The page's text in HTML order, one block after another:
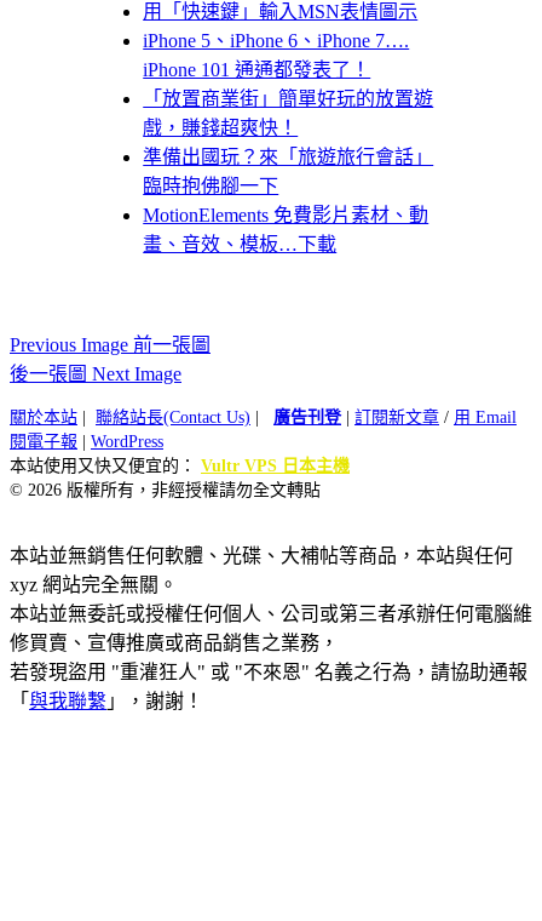
用「快速鍵」輸入MSN表情圖示
iPhone 5、iPhone 6、iPhone 7….
iPhone 101 通通都發表了！
「放置商業街」簡單好玩的放置遊
戲，賺錢超爽快！
準備出國玩？來「旅遊旅行會話」
臨時抱佛腳一下
MotionElements 免費影片素材、動
畫、音效、模板…下載
Previous Image 前一張圖
後一張圖 Next Image
關於本站 聯絡站長(Contact Us) 廣告刊登| 訂閱新文章 / 用 Email
閱電子報
WordPress
本站使用又快又便宜的： Vultr VPS 日本主機
© 2026 版權所有，非經授權請勿全文轉貼
本站並無銷售任何軟體、光碟、大補帖等商品，本站與任何
xyz 網站完全無關。
本站並無委託或授權任何個人、公司或第三者承辦任何電腦維
修買賣、宣傳推廣或商品銷售之業務，
若發現盜用 "重灌狂人" 或 "不來恩" 名義之行為，請協助通報
「 與我聯繫 」，謝謝！